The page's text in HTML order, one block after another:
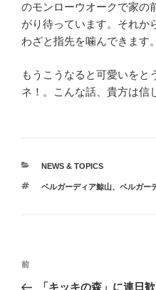
のモンローウオークで家の
がり待っています。それか
わざと指先を噛んできます。
もうこうなると可愛いをと
ネ！。こんな話、貴方は信
カ
ゴ
NEWS & TOPICS
タ
ベルガーディア鯨山、 ベルガー
投
前
の
前
「キッキの森」に連日